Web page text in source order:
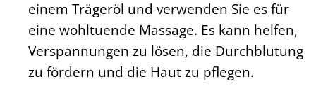
einem Trägeröl und verwenden Sie es für
eine wohltuende Massage. Es kann helfen,
Verspannungen zu lösen, die Durchblutung
zu fördern und die Haut zu pflegen.